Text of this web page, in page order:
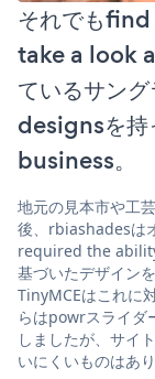
それでも
take a look
ているサン
designsを持
business。
地元の見本市や工
後、rbiashadesは
required the
基づいたデザイン
TinyMCEはこれに
らはpowrスライ
しましたが、サイ
いにくいものはあ